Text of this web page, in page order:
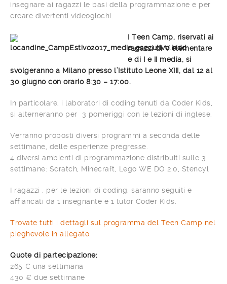
insegnare ai ragazzi le basi della programmazione e per
creare divertenti videogiochi.
I Teen Camp, riservati ai
ragazzi di V elementare
e di I e II media, si
svolgeranno a Milano presso l’Istituto Leone XIII, dal 12 al
30 giugno con orario 8:30 – 17:00.
In particolare, i laboratori di coding tenuti da Coder Kids,
si alterneranno per 3 pomeriggi con le lezioni di inglese.
Verranno proposti diversi programmi a seconda delle
settimane, delle esperienze pregresse.
4 diversi ambienti di programmazione distribuiti sulle 3
settimane: Scratch, Minecraft, Lego WE DO 2.0, Stencyl
I ragazzi , per le lezioni di coding, saranno seguiti e
affiancati da 1 insegnante e 1 tutor Coder Kids.
Trovate tutti i dettagli sul programma del Teen Camp nel
pieghevole in allegato.
Quote di partecipazione:
265 € una settimana
430 € due settimane